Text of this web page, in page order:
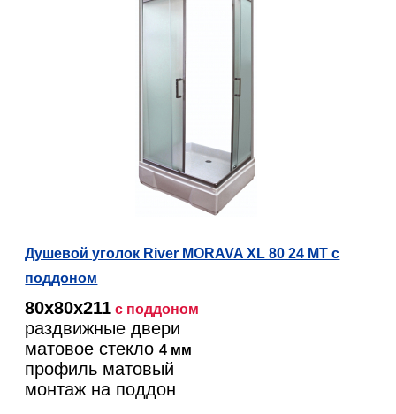
Душевой уголок River MORAVA XL 80 24 МТ с
поддоном
80х80х211 с поддоном
раздвижные двери
матовое стекло4 мм
профиль матовый
монтаж на поддон